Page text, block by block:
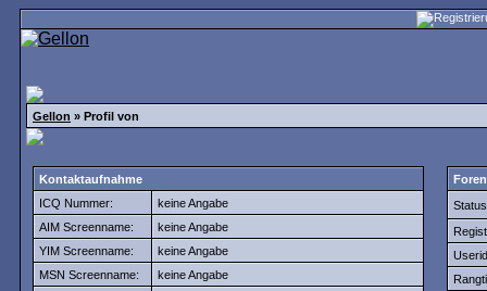
Gellon » Profil von
Kontaktaufnahme
ICQ Nummer:
keine Angabe
AIM Screenname:
keine Angabe
YIM Screenname:
keine Angabe
MSN Screenname:
keine Angabe